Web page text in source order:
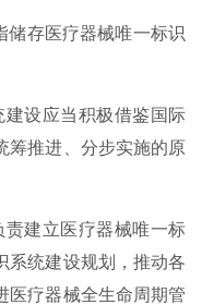
储存医疗器械唯一标识
设应当积极借鉴国际
筹推进、分步实施的原
建立医疗器械唯一标
系统建设规划，推动各
医疗器械全生命周期管